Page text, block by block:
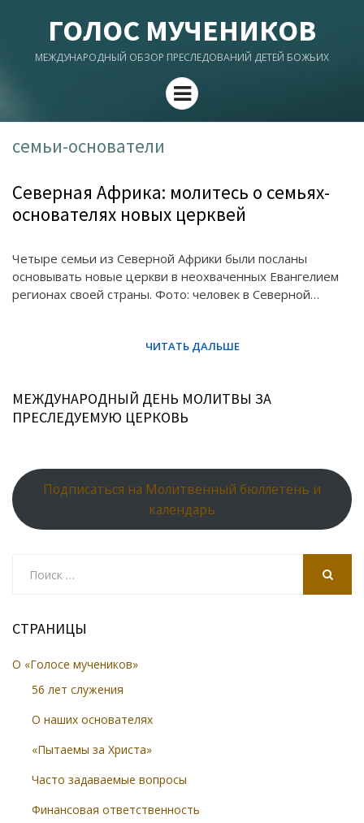
ГОЛОС МУЧЕНИКОВ
МЕЖДУНАРОДНЫЙ ОБЗОР ПРЕСЛЕДОВАНИЙ ДЕТЕЙ БОЖЬИХ
Menu
семьи-основатели
Северная Африка: молитесь о семьях-
основателях новых церквей
Четыре семьи из Северной Африки были посланы
основывать новые церкви в неохваченных Евангелием
регионах своей страны. Фото: человек в Северной…
МЕЖДУНАРОДНЫЙ ДЕНЬ МОЛИТВЫ ЗА
ПРЕСЛЕДУЕМУЮ ЦЕРКОВЬ
Подписаться на Молитвенный бюллетень и
календарь
СТРАНИЦЫ
О «Голосе мучеников»
56 лет служения
О наших основателях
«Пытаемы за Христа»
Часто задаваемые вопросы
Финансовая ответственность